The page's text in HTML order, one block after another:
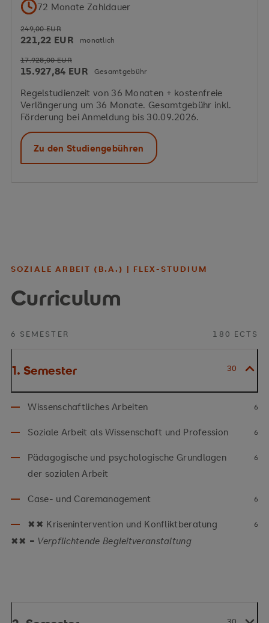
72 Monate Zahldauer
249,00 EUR
221,22 EUR monatlich
17.928,00 EUR
15.927,84 EUR Gesamtgebühr
Regelstudienzeit von 36 Monaten + kostenfreie
Verlängerung um 36 Monate. Gesamtgebühr inkl.
Förderung bei Anmeldung bis 30.09.2026.
Zu den Studiengebühren
SOZIALE ARBEIT (B.A.) | FLEX-STUDIUM
Curriculum
6 SEMESTER 180 ECTS
1. Semester 30
Wissenschaftliches Arbeiten 6
Soziale Arbeit als Wissenschaft und Profession 6
Pädagogische und psychologische Grundlagen
der sozialen Arbeit
6
Case- und Caremanagement 6
✖✖ Krisenintervention und Konfliktberatung 6
✖✖ = Verpflichtende Begleitveranstaltung